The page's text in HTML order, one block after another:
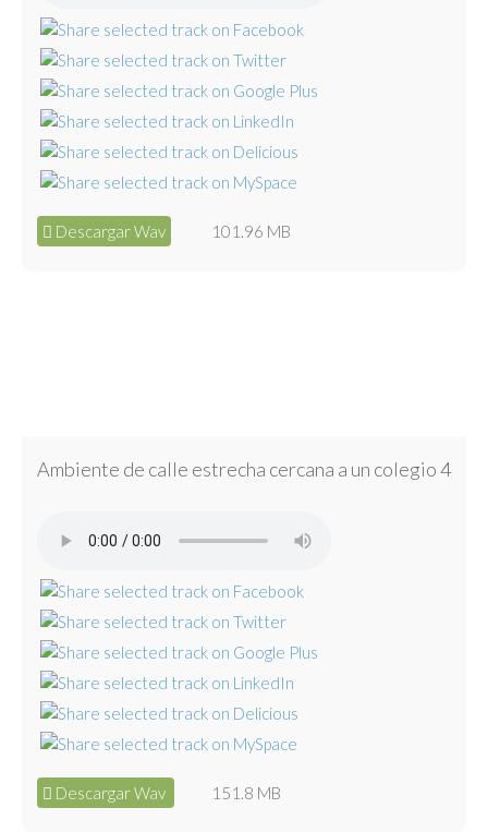
Descargar Wav 101.96 MB
Ambiente de calle estrecha cercana a un colegio 4
Descargar Wav 151.8 MB